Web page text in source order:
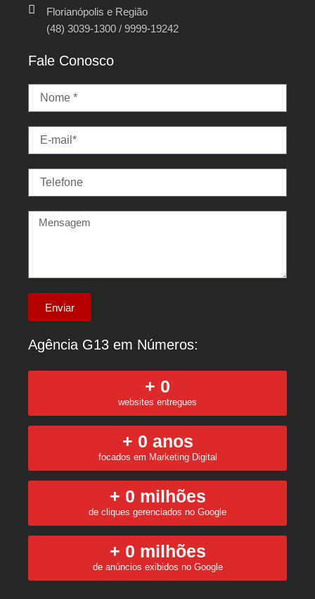
Florianópolis e Região
(48) 3039-1300 / 9999-19242
Fale Conosco
Enviar
Agência G13 em Números:
websites entregues
+ 0
focados em Marketing Digital
+ 0 anos
de cliques gerenciados no Google
+ 0 milhões
de anúncios exibidos no Google
+ 0 milhões